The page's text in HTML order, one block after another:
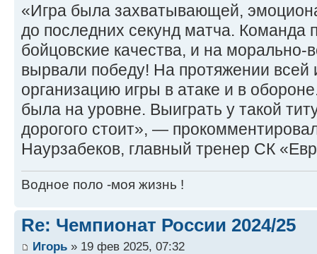
«Игра была захватывающей,
до последних секунд матча. Команда
бойцовские качества, и на морально-
вырвали победу! На протяжении всей
организацию игры в атаке и в
была на уровне. Выиграть у такой
дорогого стоит», —
Наурзабеков, главный тренер СК
Водное поло -моя жизнь !
Re: Чемпионат России 2024/25
Игорь » 19 фев 2025, 07:32